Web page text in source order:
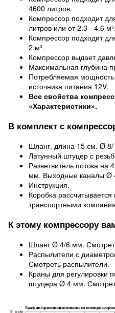
4600 литров.
Компрессор подходит
литров или от 2.3 - 4.6 м³.
Компрессор подходит
2 м³.
Компрессор выдает
Максимальная глубина
Потребляемая мощность
источника питания 12V.
Все свойства
«Характеристики».
В комплект с
Шланг, длина 15 см. Ø
Латунный штуцер с
Разветвитель потока на
мм. Выходные каналы Ø
Инструкция.
Коробка
транспортными
К этому компрессору
Шланг Ø 4/6 мм.
Распылители с
Смотреть распылители.
Краны для регулировки
штуцера Ø 4 мм.